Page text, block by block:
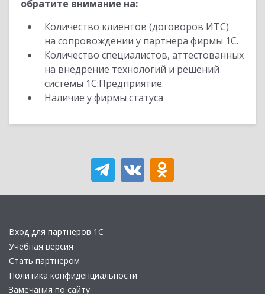
обратите внимание на:
Количество клиентов (договоров ИТС)
на сопровождении у партнера фирмы 1С.
Количество специалистов, аттестованных
на внедрение технологий и решений
системы 1С:Предприятие.
Наличие у фирмы статуса
Вход для партнеров 1С
Учебная версия
Стать партнером
Политика конфиденциальности
Замечания по сайту